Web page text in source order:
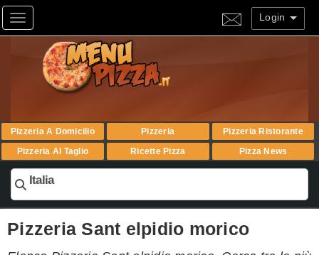
Toggle navigation Login
Pizzeria A Domicilio Pizzeria
Pizzeria Ristorante
Pizzeria Al Taglio
Ricette Pizza Pizza News
Italia
Pizzeria Sant elpidio morico